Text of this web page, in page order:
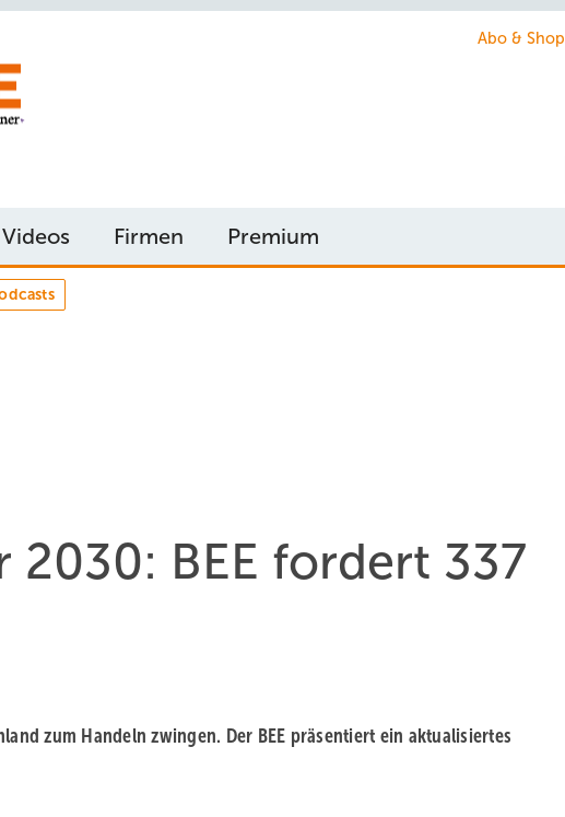
Abo & Shop
Videos Firmen Premium
2030: BEE fordert 337
zum Handeln zwingen. Der BEE präsentiert ein aktualisiertes